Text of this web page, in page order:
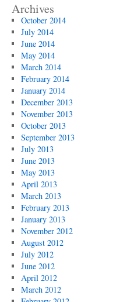
Archives
October 2014
July 2014
June 2014
May 2014
March 2014
February 2014
January 2014
December 2013
November 2013
October 2013
September 2013
July 2013
June 2013
May 2013
April 2013
March 2013
February 2013
January 2013
November 2012
August 2012
July 2012
June 2012
April 2012
March 2012